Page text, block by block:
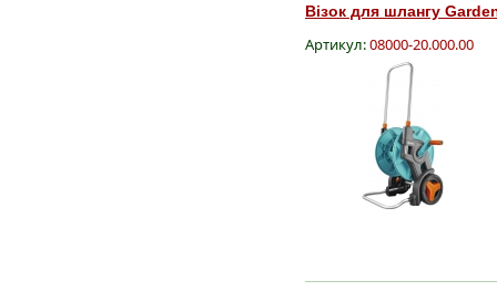
Візок для шлангу
Артикул:08000-20.000.00